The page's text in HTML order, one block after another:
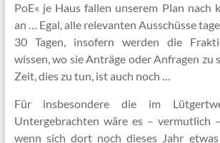
PoE« je Haus fallen unserem Plan nach
an … Egal, alle relevanten Ausschüsse
30 Tagen, insofern werden die
wissen, wo sie Anträge oder Anfragen zu
Zeit, dies zu tun, ist auch noch …
Für insbesondere die im
Untergebrachten wäre es – vermutlich
wenn sich dort noch dieses Jahr